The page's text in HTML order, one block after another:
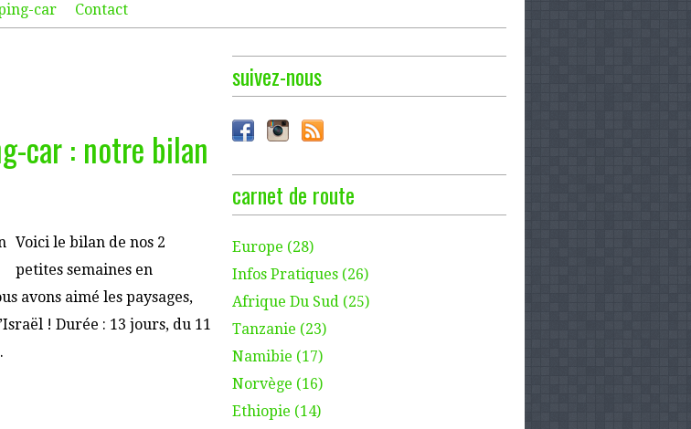
car Contact
car : notre bilan
Voici le bilan de nos 2
petites semaines en
avons aimé les paysages,
! Durée : 13 jours, du 11
suivez-nous
carnet de route
Europe (28)
Infos Pratiques (26)
Afrique Du Sud (25)
Tanzanie (23)
Namibie (17)
Norvège (16)
Ethiopie (14)